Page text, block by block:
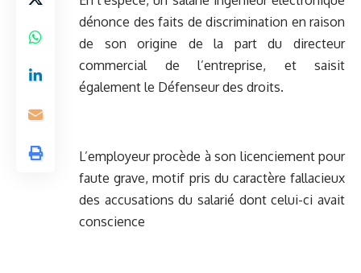
dénonce des faits de discrimination en raison
de son origine de la part du directeur
commercial de l’entreprise, et saisit
également le Défenseur des droits.
L’employeur procède à son licenciement pour
faute grave, motif pris du caractère fallacieux
des accusations du salarié dont celui-ci avait
conscience